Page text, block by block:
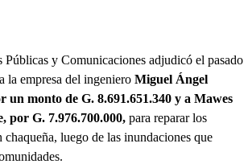
y Comunicaciones adjudicó el pasado
la empresa del ingeniero Miguel Ángel
un monto de G. 8.691.651.340 y a Mawes
por G. 7.976.700.000, para reparar los
chaqueña, luego de las inundaciones que